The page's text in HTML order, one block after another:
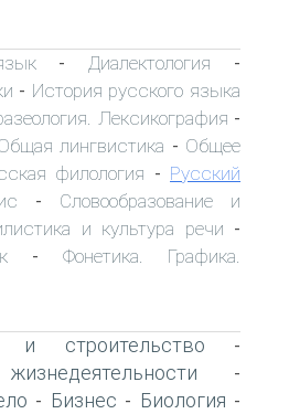
- Диалектология -
- История русского языка
Лексикография -
лингвистика - Общее
филология - Русский
- Словообразование и
и культура речи -
- Фонетика. Графика.
и строительство -
-
- Бизнес - Биология -